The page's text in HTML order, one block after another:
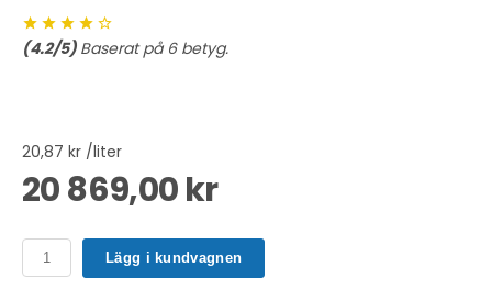
(4.2/5) Baserat på 6betyg.
20,87 kr /liter
20 869,00 kr
Lägg i kundvagnen